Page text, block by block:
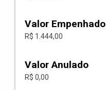
Valor Empenhado
R$ 1.444,00
Valor Anulado
R$ 0,00